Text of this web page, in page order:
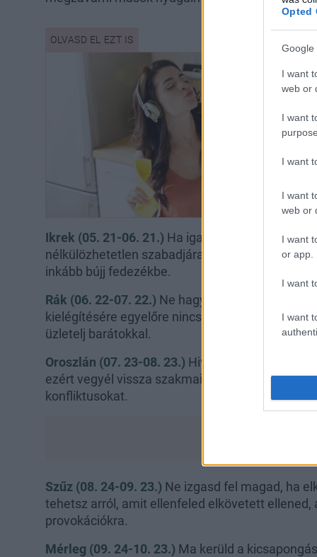
Opted
Google
I want
web or
I want
I want
I want
web or
I want
or app.
I want
I want
Ikrek (05. 21-06. 21.) Ha igazságtalan támadás
nélkülözhetetlen szabadjára engedni a
inkább bújj fedezékbe.
Rák (06. 22-07. 22.) Ne hagyd, hogy olyan
kielégítésére egyelőre nincs módod, és mivel a
üzletelj barátokkal.
Oroszlán (07. 23-08. 23.) Hivatásodban,
ezért vegyél vissza szakmai hiúságodból, és
konfliktusokat.
Szűz (08. 24-09. 23.) Ne izgasd fel magad, ha
tehetsz arról, amit ellenfeled elkövetett ellened,
provokációkra.
Mérleg (09. 24-10. 23.) Ma kerüld a